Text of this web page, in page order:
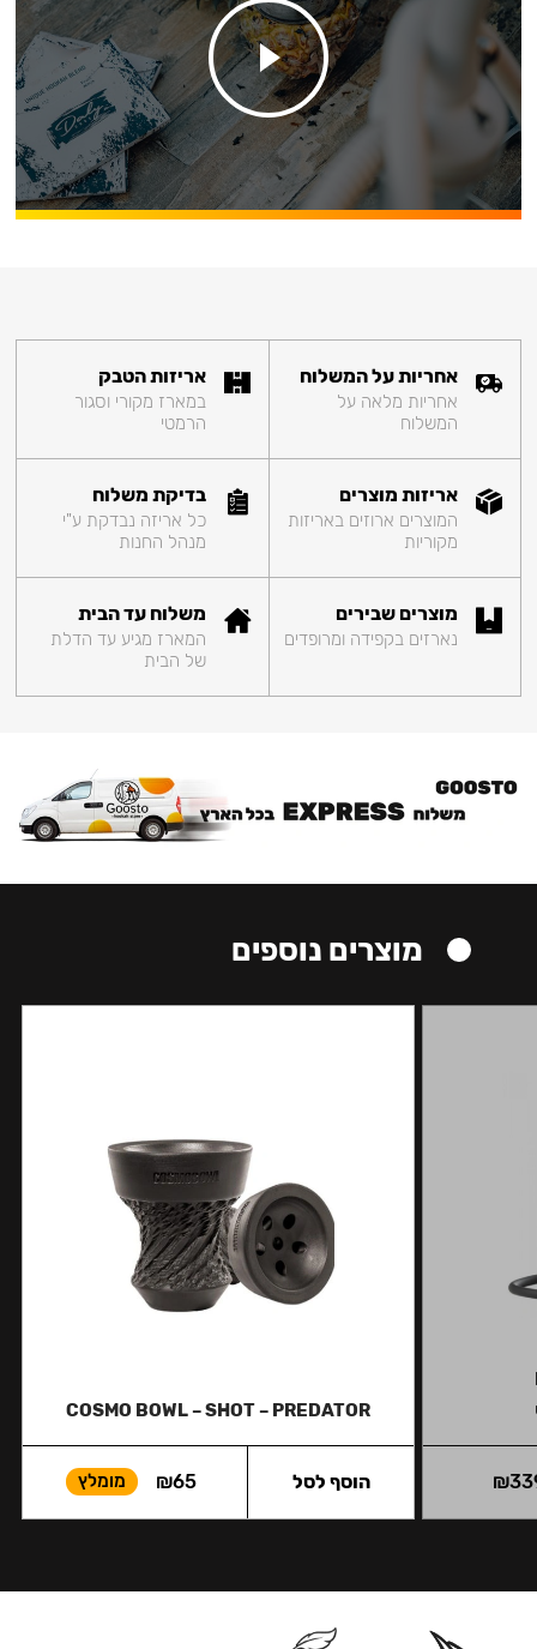
אחריות על המשלוח
אחריות מלאה על
המשלוח
אריזות הטבק
במארז מקורי וסגור
הרמטי
אריזות מוצרים
המוצרים ארוזים באריזות
מקוריות
בדיקת משלוח
כל אריזה נבדקת ע"י
מנהל החנות
מוצרים שבירים
נארזים בקפידה ומרופדים
משלוח עד הבית
המארז מגיע עד הדלת
של הבית
מוצרים נוספים
₪
COSMO BOWL – SHOT – PREDATOR
₪65 מומלץ הוסף לסל